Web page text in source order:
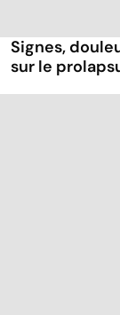
Signes,
sur le